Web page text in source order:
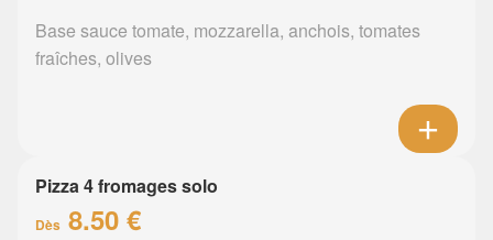
Base sauce tomate, mozzarella, anchois, tomates
fraîches, olives
Pizza 4 fromages solo
Dès 8.50 €